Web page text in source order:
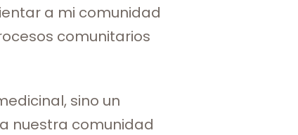
a mi comunidad
comunitarios
sino un
nuestra comunidad